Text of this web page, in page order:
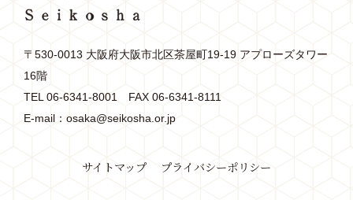
〒530-0013 大阪府大阪市北区茶屋町19-19 アプローズタワー
16階
TEL 06-6341-8001
FAX 06-6341-8111
E-mail： osaka@seikosha.or.jp
サイトマップ プライバシーポリシー